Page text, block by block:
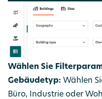
Wählen Sie
Gebäudetyp: Wählen
Büro, Industrie oder